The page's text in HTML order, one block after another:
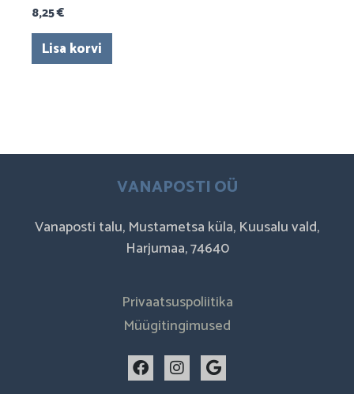
8,25€
Lisa korvi
VANAPOSTI OÜ
Vanaposti talu, Mustametsa küla, Kuusalu vald,
Harjumaa, 74640
Privaatsuspoliitika
Müügitingimused
F
a
I
n
G
o